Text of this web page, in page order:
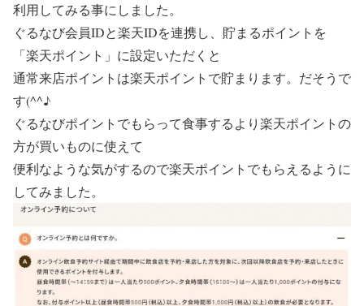
利用してみる事にしました。
ぐるなび会員IDと楽天IDを連携し、貯まるポイントを
「楽天ポイント」に設定いただくと
通常来店ポイントは楽天ポイントで貯まります。だそうで
す(^^♪
ぐるなびポイントでもらって食事するより楽天ポイントの
方が買いものに使えて
便利なような気がするので楽天ポイントでもらえるように
してみました。